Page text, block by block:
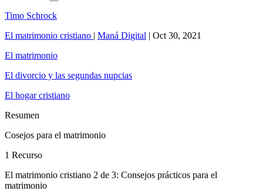
Timo Schrock
El matrimonio cristiano | Maná Digital | Oct 30, 2021
El matrimonio
El divorcio y las segundas nupcias
El hogar cristiano
Resumen
Cosejos para el matrimonio
1 Recurso
El matrimonio cristiano 2 de 3: Consejos prácticos para el
matrimonio